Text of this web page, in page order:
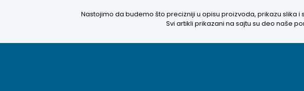
Nastojimo da budemo što precizniji u opisu proizvoda, prikazu
Svi artikli prikazani na sajtu su deo naše